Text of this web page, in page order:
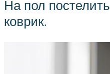
На пол
коврик.